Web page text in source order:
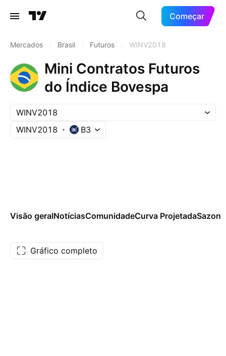
Começar
Mercados Brasil Futuros WINV2018
Mini Contratos Futuros
do Índice Bovespa
WINV2018
WINV2018
B3
Visão geralNotíciasComunidadeCurva Projetada
Gráfico completo